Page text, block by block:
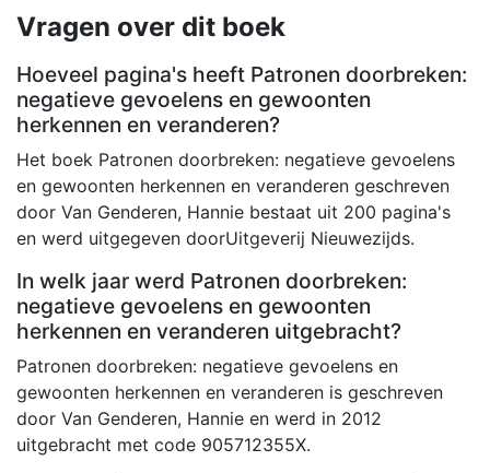
Vragen over dit boek
Hoeveel pagina's heeft Patronen doorbreken:
negatieve gevoelens en gewoonten
herkennen en veranderen?
Het boek Patronen doorbreken: negatieve gevoelens
en gewoonten herkennen en veranderen geschreven
door Van Genderen, Hannie bestaat uit 200 pagina's
en werd uitgegeven doorUitgeverij Nieuwezijds.
In welk jaar werd Patronen doorbreken:
negatieve gevoelens en gewoonten
herkennen en veranderen uitgebracht?
Patronen doorbreken: negatieve gevoelens en
gewoonten herkennen en veranderen is geschreven
door Van Genderen, Hannie en werd in 2012
uitgebracht met code 905712355X.